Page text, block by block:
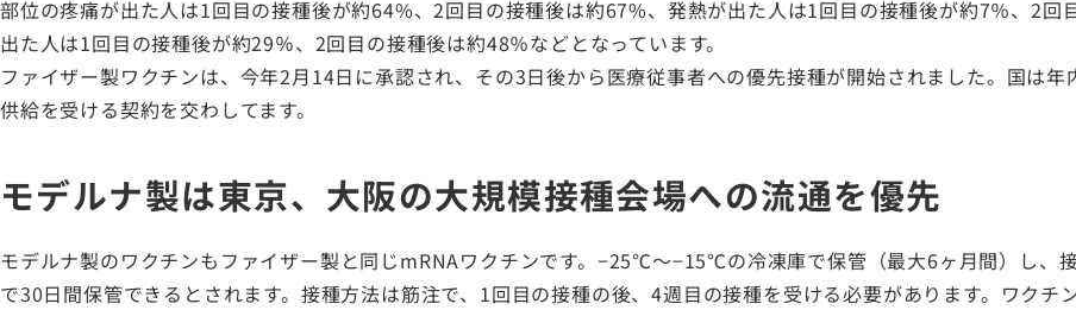
部位の疼痛が出た人は1回目の接種後が約64%、2回目の接種後は約67%、発熱が出た人は1回目の接種後が約7％、2回
出た人は1回目の接種後が約29％、2回目の接種後は約48％などとなっています。
ファイザー製ワクチンは、今年2月14日に承認され、その3日後から医療従事者への優先接種が開始されました。国は
供給を受ける契約を交わしてます。
モデルナ製は東京、大阪の大規模接種会場への流通を優先
モデルナ製のワクチンもファイザー製と同じmRNAワクチンです。−25℃〜−15℃の冷凍庫で保管（最大6ヶ月間）し、
で30日間保管できるとされます。接種方法は筋注で、1回目の接種の後、4週目の接種を受ける必要があります。ワクチ